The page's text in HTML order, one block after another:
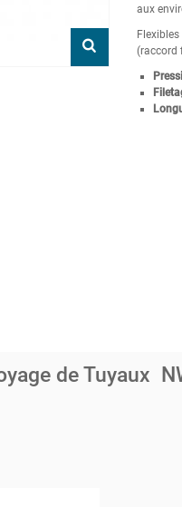
aux
(raccord
de Tuyaux